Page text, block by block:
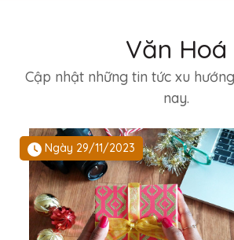
Văn Hoá
Cập nhật những tin tức xu
nay.
Ngày 29/11/2023